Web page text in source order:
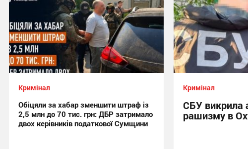
Кримінал
Обіцяли за хабар зменшити штраф із
2,5 млн до 70 тис. грн: ДБР затримало
двох керівників податкової Сумщини
Кримінал
СБУ викрила
рашизму в